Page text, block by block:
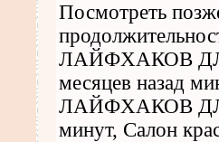
Посмотреть
ЛАЙФХАКОВ
месяцев назад
ЛАЙФХАКОВ
минут, Салон